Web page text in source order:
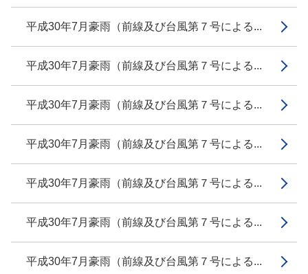
平成30年7月豪雨（前線及び台風第７号による...
平成30年7月豪雨（前線及び台風第７号による...
平成30年7月豪雨（前線及び台風第７号による...
平成30年7月豪雨（前線及び台風第７号による...
平成30年7月豪雨（前線及び台風第７号による...
平成30年7月豪雨（前線及び台風第７号による...
平成30年7月豪雨（前線及び台風第７号による...